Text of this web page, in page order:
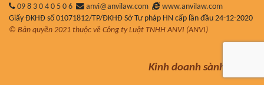
09 8 3 0 4 0 5 0 6
anvi@anvilaw.com
www.anvilaw.com
Giấy ĐKHĐ số 01071812/TP/ĐKHĐ Sở Tư pháp HN cấp lần đầu 24-12-2020
© Bản quyền 2021 thuộc về Công ty Luật TNHH ANVI (ANVI)
Kinh doanh sành luật!